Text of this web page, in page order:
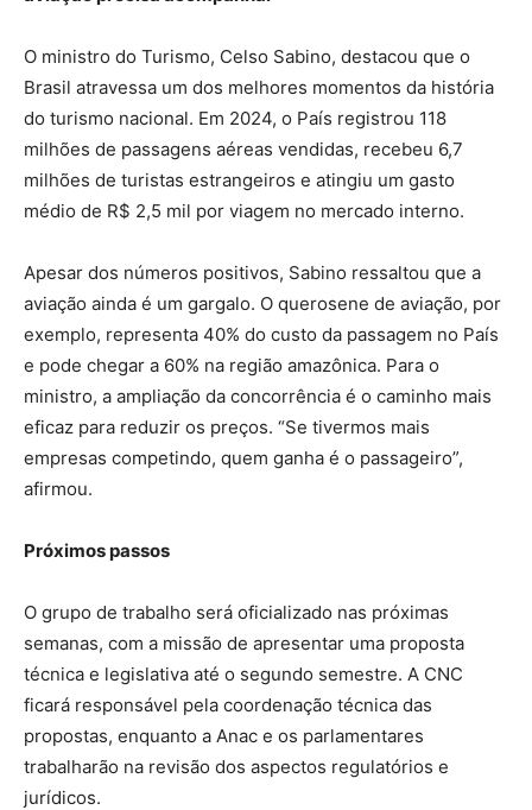
O ministro do Turismo, Celso Sabino, destacou que o
Brasil atravessa um dos melhores momentos da história
do turismo nacional. Em 2024, o País registrou 118
milhões de passagens aéreas vendidas, recebeu 6,7
milhões de turistas estrangeiros e atingiu um gasto
médio de R$ 2,5 mil por viagem no mercado interno.
Apesar dos números positivos, Sabino ressaltou que a
aviação ainda é um gargalo. O querosene de aviação, por
exemplo, representa 40% do custo da passagem no País
e pode chegar a 60% na região amazônica. Para o
ministro, a ampliação da concorrência é o caminho mais
eficaz para reduzir os preços. “Se tivermos mais
empresas competindo, quem ganha é o passageiro”,
afirmou.
Próximos passos
O grupo de trabalho será oficializado nas próximas
semanas, com a missão de apresentar uma proposta
técnica e legislativa até o segundo semestre. A CNC
ficará responsável pela coordenação técnica das
propostas, enquanto a Anac e os parlamentares
trabalharão na revisão dos aspectos regulatórios e
jurídicos.